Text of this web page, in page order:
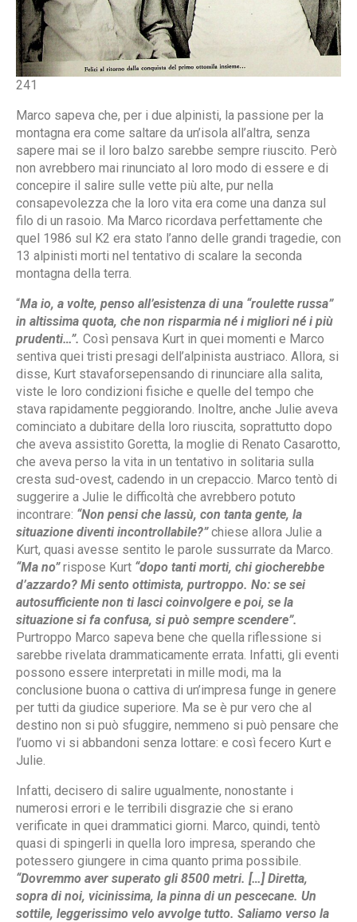
241
Marco sapeva che, per i due alpinisti, la passione per la
montagna era come saltare da un’isola all’altra, senza
sapere mai se il loro balzo sarebbe sempre riuscito. Però
non avrebbero mai rinunciato al loro modo di essere e di
concepire il salire sulle vette più alte, pur nella
consapevolezza che la loro vita era come una danza sul
filo di un rasoio. Ma Marco ricordava perfettamente che
quel 1986 sul K2 era stato l’anno delle grandi tragedie, con
13 alpinisti morti nel tentativo di scalare la seconda
montagna della terra.
“Ma io, a volte, penso all’esistenza di una “roulette russa”
in altissima quota, che non risparmia né i migliori né i più
prudenti…”. Così pensava Kurt in quei momenti e Marco
sentiva quei tristi presagi dell’alpinista austriaco. Allora, si
disse, Kurt stavaforsepensando di rinunciare alla salita,
viste le loro condizioni fisiche e quelle del tempo che
stava rapidamente peggiorando. Inoltre, anche Julie aveva
cominciato a dubitare della loro riuscita, soprattutto dopo
che aveva assistito Goretta, la moglie di Renato Casarotto,
che aveva perso la vita in un tentativo in solitaria sulla
cresta sud-ovest, cadendo in un crepaccio. Marco tentò di
suggerire a Julie le difficoltà che avrebbero potuto
incontrare: “Non pensi che lassù, con tanta gente, la
situazione diventi incontrollabile?”chiese allora Julie a
Kurt, quasi avesse sentito le parole sussurrate da Marco.
“Ma no”rispose Kurt “dopo tanti morti, chi giocherebbe
d’azzardo? Mi sento ottimista, purtroppo. No: se sei
autosufficiente non ti lasci coinvolgere e poi, se la
situazione si fa confusa, si può sempre scendere”.
Purtroppo Marco sapeva bene che quella riflessione si
sarebbe rivelata drammaticamente errata. Infatti, gli eventi
possono essere interpretati in mille modi, ma la
conclusione buona o cattiva di un’impresa funge in genere
per tutti da giudice superiore. Ma se è pur vero che al
destino non si può sfuggire, nemmeno si può pensare che
l’uomo vi si abbandoni senza lottare: e così fecero Kurt e
Julie.
Infatti, decisero di salire ugualmente, nonostante i
numerosi errori e le terribili disgrazie che si erano
verificate in quei drammatici giorni. Marco, quindi, tentò
quasi di spingerli in quella loro impresa, sperando che
potessero giungere in cima quanto prima possibile.
“Dovremmo aver superato gli 8500 metri. […] Diretta,
sopra di noi, vicinissima, la pinna di un pescecane. Un
sottile, leggerissimo velo avvolge tutto. Saliamo verso la